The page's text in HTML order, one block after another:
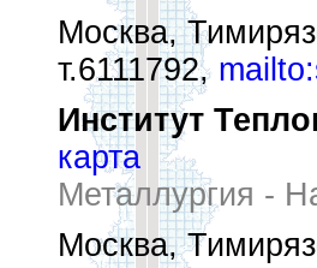
Москва,
т.6111792,
Институт
карта
Металлургия -
Москва,